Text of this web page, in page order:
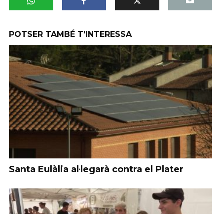
POTSER TAMBÉ T'INTERESSA
Santa Eulàlia al·legarà contra el Plater